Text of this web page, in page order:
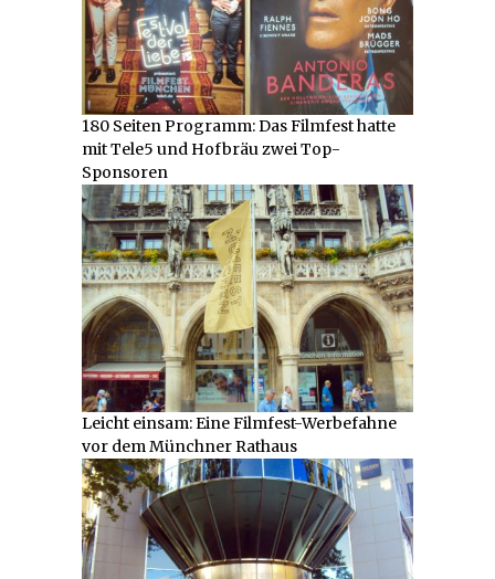
180 Seiten Programm: Das Filmfest hatte
mit Tele5 und Hofbräu zwei Top-
Sponsoren
Leicht einsam: Eine Filmfest-Werbefahne
vor dem Münchner Rathaus